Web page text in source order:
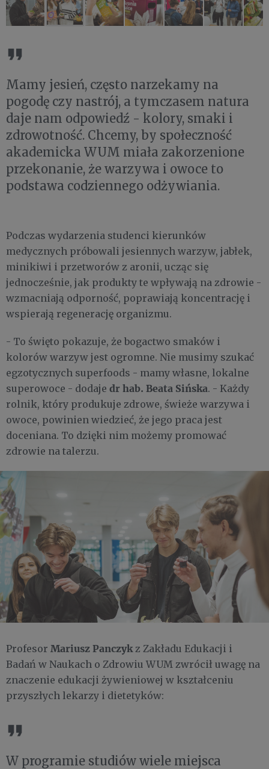
Mamy jesień, często narzekamy na
pogodę czy nastrój, a tymczasem natura
daje nam odpowiedź - kolory, smaki i
zdrowotność. Chcemy, by społeczność
akademicka WUM miała zakorzenione
przekonanie, że warzywa i owoce to
podstawa codziennego odżywiania.
Podczas wydarzenia studenci kierunków
medycznych próbowali jesiennych warzyw, jabłek,
minikiwi i przetworów z aronii, ucząc się
jednocześnie, jak produkty te wpływają na zdrowie -
wzmacniają odporność, poprawiają koncentrację i
wspierają regenerację organizmu.
- To święto pokazuje, że bogactwo smaków i
kolorów warzyw jest ogromne. Nie musimy szukać
egzotycznych superfoods - mamy własne, lokalne
superowoce - dodaje dr hab. Beata Sińska. - Każdy
rolnik, który produkuje zdrowe, świeże warzywa i
owoce, powinien wiedzieć, że jego praca jest
doceniana. To dzięki nim możemy promować
zdrowie na talerzu.
Profesor Mariusz Panczykz Zakładu Edukacji i
Badań w Naukach o Zdrowiu WUM zwrócił uwagę na
znaczenie edukacji żywieniowej w kształceniu
przyszłych lekarzy i dietetyków:
W programie studiów wiele miejsca